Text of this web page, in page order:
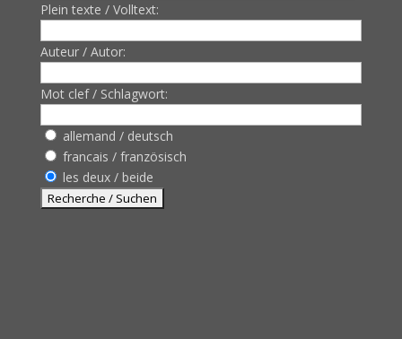
Plein texte / Volltext:
Auteur / Autor:
Mot clef / Schlagwort:
allemand / deutsch
francais / französisch
les deux / beide